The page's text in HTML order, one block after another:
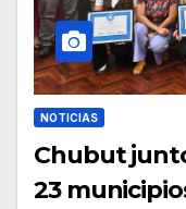
NOTICIAS
Chubut
23